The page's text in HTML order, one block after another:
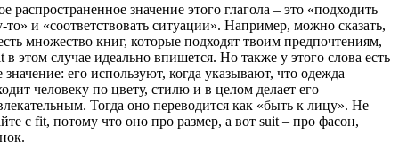
распространенное значение этого глагола – это «подходить
то» и «соответствовать ситуации». Например, можно сказать,
множество книг, которые подходят твоим предпочтениям,
в этом случае идеально впишется. Но также у этого слова есть
значение: его используют, когда указывают, что одежда
человеку по цвету, стилю и в целом делает его
Тогда оно переводится как «быть к лицу». Не
с fit, потому что оно про размер, а вот suit – про фасон,